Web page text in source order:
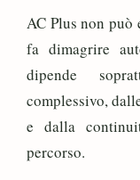
AC Plus non può
fa dimagrire
dipende
complessivo,
e dalla
percorso.